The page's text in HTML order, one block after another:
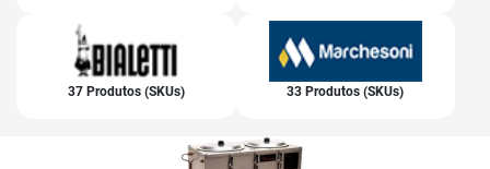
37 Produtos (SKUs) 33 Produtos (SKUs)